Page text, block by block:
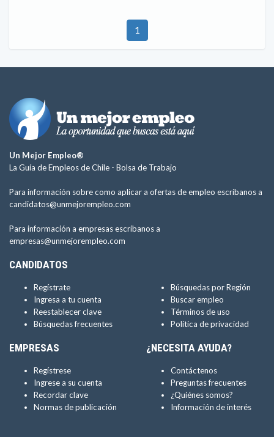
1
Un Mejor Empleo®
La Guía de Empleos de Chile - Bolsa de Trabajo
Para información sobre como aplicar a ofertas de empleo escríbanos a
candidatos@unmejorempleo.com
Para información a empresas escríbanos a
empresas@unmejorempleo.com
CANDIDATOS
Regístrate
Ingresa a tu cuenta
Reestablecer clave
Búsquedas frecuentes
Búsquedas por Región
Buscar empleo
Términos de uso
Política de privacidad
EMPRESAS
Regístrese
Ingrese a su cuenta
Recordar clave
Normas de publicación
¿NECESITA AYUDA?
Contáctenos
Preguntas frecuentes
¿Quiénes somos?
Información de interés